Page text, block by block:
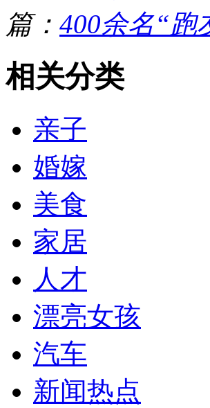
篇： 400余名“跑
相关分类
亲子
婚嫁
美食
家居
人才
漂亮女孩
汽车
新闻热点